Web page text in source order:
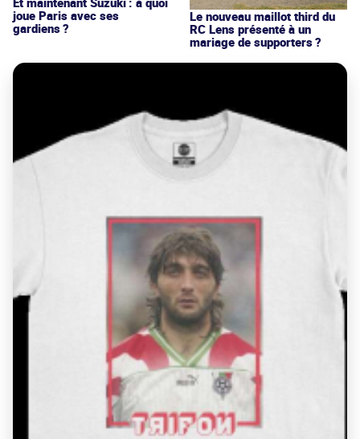
joue Paris avec ses
gardiens ?
Le nouveau maillot third du
RC Lens présenté à un
mariage de supporters ?